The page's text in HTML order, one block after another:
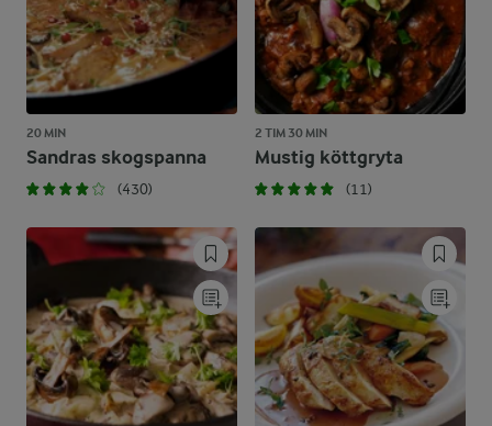
20 MIN
Sandras skogspanna
(430)
2 TIM 30 MIN
Mustig köttgryta
(11)